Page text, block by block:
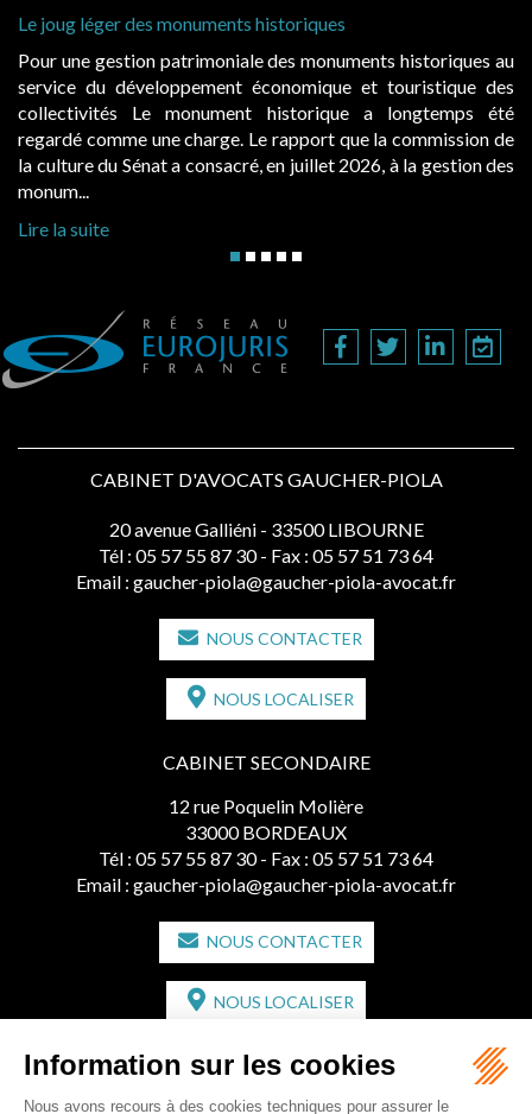
Le joug léger des monuments historiques
Pour une gestion patrimoniale des monuments historiques au
service du développement économique et touristique des
collectivités Le monument historique a longtemps été
regardé comme une charge. Le rapport que la commission de
la culture du Sénat a consacré, en juillet 2026, à la gestion des
monum...
Lire la suite
CABINET D'AVOCATS GAUCHER-PIOLA
20 avenue Galliéni - 33500 LIBOURNE
Tél : 05 57 55 87 30 - Fax : 05 57 51 73 64
Email : gaucher-piola@gaucher-piola-avocat.fr
NOUS CONTACTER
NOUS LOCALISER
CABINET SECONDAIRE
12 rue Poquelin Molière
33000 BORDEAUX
Tél : 05 57 55 87 30 - Fax : 05 57 51 73 64
Email : gaucher-piola@gaucher-piola-avocat.fr
NOUS CONTACTER
NOUS LOCALISER
CABINET SECONDAIRE
2 bis Avenue de l'Europe